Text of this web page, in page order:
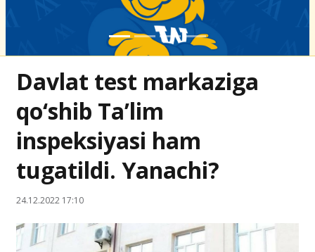
Davlat test markaziga
qo‘shib Ta’lim
inspeksiyasi ham
tugatildi. Yanachi?
24.12.2022 17:10